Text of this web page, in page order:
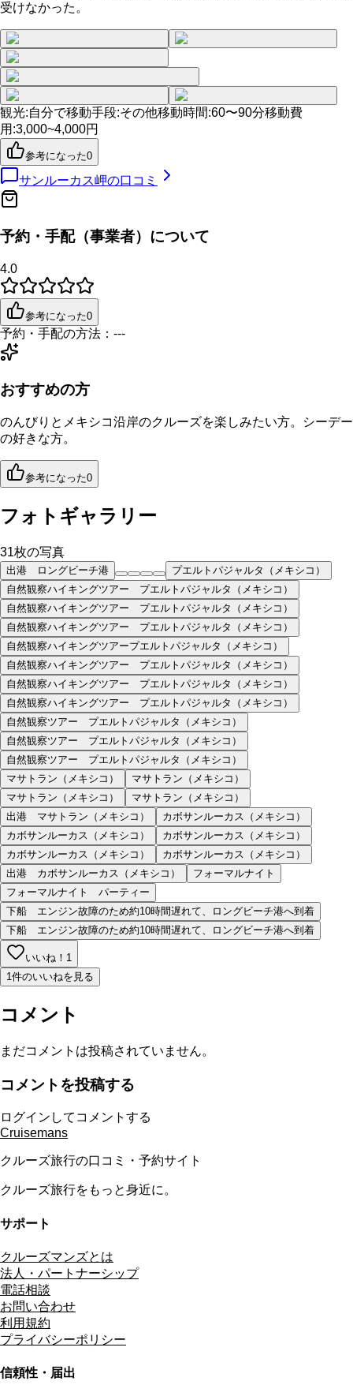
受けなかった。
観光:自分で移動手段:その他移動時間:60〜90分移動費
用 :3,000~4,000円
参考になった0
サンルーカス岬の口コミ
予約・手配（事業者）について
4.0
参考になった0
予約・手配の方法： ---
おすすめの方
のんびりとメキシコ沿岸のクルーズを楽しみたい方。シーデー
の好きな方。
参考になった0
フォトギャラリー
31枚の写真
出港 ロングビーチ港
プエルトパジャルタ（メキシコ）
自然観察ハイキングツアー プエルトパジャルタ（メキシコ）
自然観察ハイキングツアー プエルトパジャルタ（メキシコ）
自然観察ハイキングツアー プエルトパジャルタ（メキシコ）
自然観察ハイキングツアープエルトパジャルタ（メキシコ）
自然観察ハイキングツアー プエルトパジャルタ（メキシコ）
自然観察ハイキングツアー プエルトパジャルタ（メキシコ）
自然観察ハイキングツアー プエルトパジャルタ（メキシコ）
自然観察ツアー プエルトパジャルタ（メキシコ）
自然観察ツアー プエルトパジャルタ（メキシコ）
自然観察ツアー プエルトパジャルタ（メキシコ）
マサトラン（メキシコ）
マサトラン（メキシコ）
マサトラン（メキシコ）
マサトラン（メキシコ）
出港 マサトラン（メキシコ）
カボサンルーカス（メキシコ）
カボサンルーカス（メキシコ）
カボサンルーカス（メキシコ）
カボサンルーカス（メキシコ）
カボサンルーカス（メキシコ）
出港 カボサンルーカス（メキシコ）
フォーマルナイト
フォーマルナイト パーティー
下船 エンジン故障のため約10時間遅れて、ロングビーチ港へ到着
下船 エンジン故障のため約10時間遅れて、ロングビーチ港へ到着
いいね！ 1
1件のいいねを見る
コメント
まだコメントは投稿されていません。
コメントを投稿する
ログインしてコメントする
Cruisemans
クルーズ旅行の口コミ・予約サイト
クルーズ旅行をもっと身近に。
サポート
クルーズマンズとは
法人・パートナーシップ
電話相談
お問い合わせ
利用規約
プライバシーポリシー
信頼性・届出